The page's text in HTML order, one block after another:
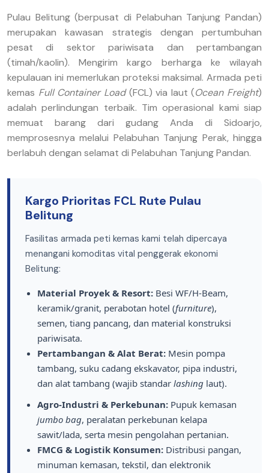
Pulau Belitung (berpusat di Pelabuhan Tanjung Pandan)
merupakan kawasan strategis dengan pertumbuhan
pesat di sektor pariwisata dan pertambangan
(timah/kaolin). Mengirim kargo berharga ke wilayah
kepulauan ini memerlukan proteksi maksimal. Armada peti
kemas Full Container Load(FCL) via laut (Ocean Freight)
adalah perlindungan terbaik. Tim operasional kami siap
memuat barang dari gudang Anda di Sidoarjo,
memprosesnya melalui Pelabuhan Tanjung Perak, hingga
berlabuh dengan selamat di Pelabuhan Tanjung Pandan.
Kargo Prioritas FCL Rute Pulau
Belitung
Fasilitas armada peti kemas kami telah dipercaya
menangani komoditas vital penggerak ekonomi
Belitung:
Material Proyek & Resort: Besi WF/H-Beam,
keramik/granit, perabotan hotel (furniture),
semen, tiang pancang, dan material konstruksi
pariwisata.
Pertambangan & Alat Berat: Mesin pompa
tambang, suku cadang ekskavator, pipa industri,
dan alat tambang (wajib standar lashing laut).
Agro-Industri & Perkebunan: Pupuk kemasan
jumbo bag, peralatan perkebunan kelapa
sawit/lada, serta mesin pengolahan pertanian.
FMCG & Logistik Konsumen: Distribusi pangan,
minuman kemasan, tekstil, dan elektronik